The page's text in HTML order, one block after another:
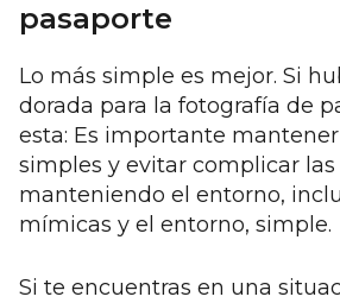
pasaporte
Lo más simple es mejor. Si
dorada para la fotografía de
esta: Es importante mantener
simples y evitar complicar
manteniendo el entorno,
mímicas y el entorno, simple.
Si te encuentras en una